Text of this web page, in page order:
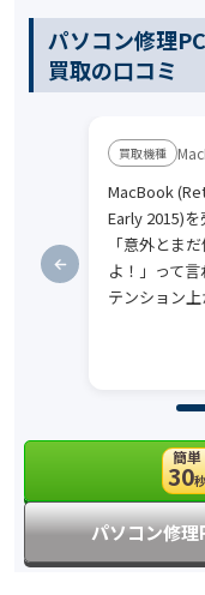
パソコン修理
買取の口コミ
MacBook
Early 2015)を
「意外とま
よ！」って
テンション上
簡単
30秒
パソコン修理